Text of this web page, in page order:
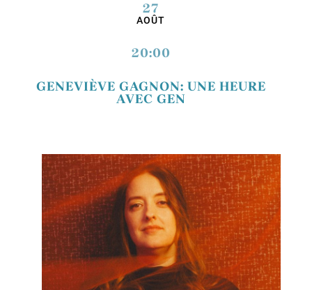
27
AOÛT
20:00
GENEVIÈVE GAGNON: UNE HEURE
AVEC GEN